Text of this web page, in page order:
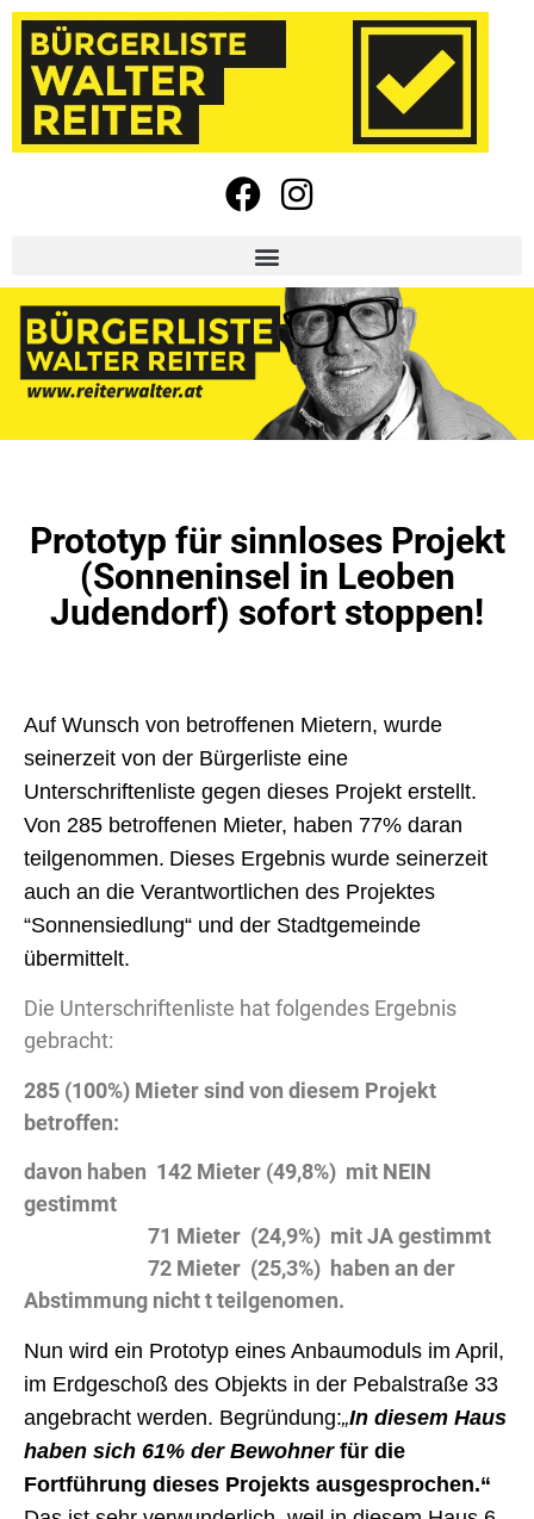
Prototyp für sinnloses Projekt
(Sonneninsel in Leoben
Judendorf) sofort stoppen!
Auf Wunsch von betroffenen Mietern, wurde
seinerzeit von der Bürgerliste eine
Unterschriftenliste gegen dieses Projekt erstellt.
Von 285 betroffenen Mieter, haben 77% daran
teilgenommen. Dieses Ergebnis wurde seinerzeit
auch an die Verantwortlichen des Projektes
“Sonnensiedlung“ und der Stadtgemeinde
übermittelt.
Die Unterschriftenliste hat folgendes Ergebnis
gebracht:
285 (100%) Mieter sind von diesem Projekt
betroffen:
davon haben 142 Mieter (49,8%) mit NEIN
gestimmt
71 Mieter (24,9%) mit JA gestimmt
72 Mieter (25,3%) haben an der
Abstimmung nicht t teilgenomen.
Nun wird ein Prototyp eines Anbaumoduls im April,
im Erdgeschoß des Objekts in der Pebalstraße 33
angebracht werden. Begründung:„In diesem Haus
haben sich 61% der Bewohner für die
Fortführung dieses Projekts ausgesprochen.“